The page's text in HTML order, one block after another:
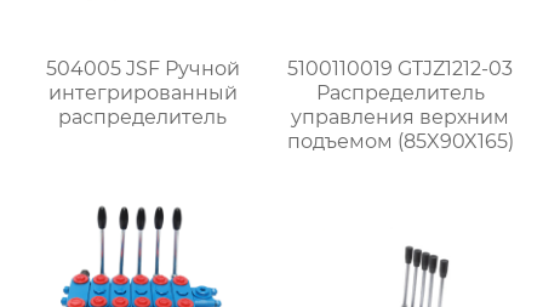
504005 JSF Ручной
интегрированный
распределитель
5100110019 GTJZ1212-03
Распределитель
управления верхним
подъемом (85X90X165)